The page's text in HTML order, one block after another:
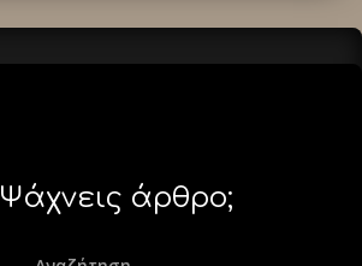
Ψάχνεις άρθρο;